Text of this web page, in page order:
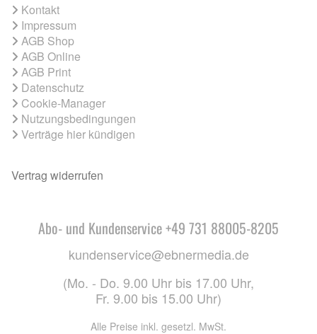
Kontakt
Impressum
AGB Shop
AGB Online
AGB Print
Datenschutz
Cookie-Manager
Nutzungsbedingungen
Verträge hier kündigen
Vertrag widerrufen
Abo- und Kundenservice +49 731 88005-8205
kundenservice@ebnermedia.de
(Mo. - Do. 9.00 Uhr bis 17.00 Uhr,
Fr. 9.00 bis 15.00 Uhr)
Alle Preise inkl. gesetzl. MwSt.